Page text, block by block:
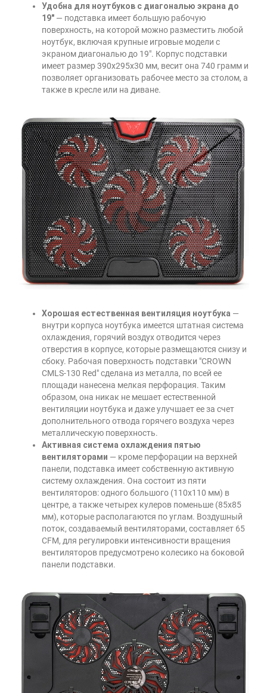
Удобна для ноутбуков с диагональю экрана до
19" — подставка имеет большую рабочую
поверхность, на которой можно разместить любой
ноутбук, включая крупные игровые модели с
экраном диагональю до 19". Корпус подставки
имеет размер 390х295х30 мм, весит она 740 грамм и
позволяет организовать рабочее место за столом, а
также в кресле или на диване.
Хорошая естественная вентиляция ноутбука —
внутри корпуса ноутбука имеется штатная система
охлаждения, горячий воздух отводится через
отверстия в корпусе, которые размещаются снизу и
сбоку. Рабочая поверхность подставки "CROWN
CMLS-130 Red" сделана из металла, по всей ее
площади нанесена мелкая перфорация. Таким
образом, она никак не мешает естественной
вентиляции ноутбука и даже улучшает ее за счет
дополнительного отвода горячего воздуха через
металлическую поверхность.
Активная система охлаждения пятью
вентиляторами — кроме перфорации на верхней
панели, подставка имеет собственную активную
систему охлаждения. Она состоит из пяти
вентиляторов: одного большого (110х110 мм) в
центре, а также четырех кулеров поменьше (85х85
мм), которые располагаются по углам. Воздушный
поток, создаваемый вентиляторами, составляет 65
CFM, для регулировки интенсивности вращения
вентиляторов предусмотрено колесико на боковой
панели подставки.